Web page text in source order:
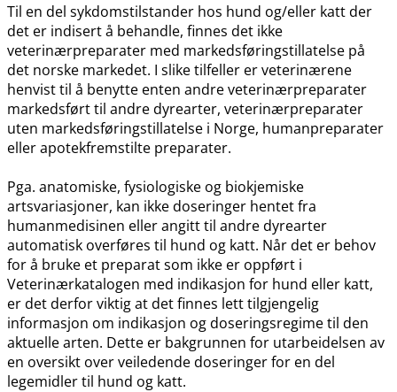
Til en del sykdomstilstander hos hund og​/​eller katt der
det er indisert å behandle, finnes det ikke
veterinærpreparater med markedsføringstillatelse på
det norske markedet. I slike tilfeller er veterinærene
henvist til å benytte enten andre veterinærpreparater
markedsført til andre dyrearter, veterinærpreparater
uten markedsføringstillatelse i Norge, humanpreparater
eller apotekfremstilte preparater.
Pga. anatomiske, fysiologiske og biokjemiske
artsvariasjoner, kan ikke doseringer hentet fra
humanmedisinen eller angitt til andre dyrearter
automatisk overføres til hund og katt. Når det er behov
for å bruke et preparat som ikke er oppført i
Veterinærkatalogen med indikasjon for hund eller katt,
er det derfor viktig at det finnes lett tilgjengelig
informasjon om indikasjon og doseringsregime til den
aktuelle arten. Dette er bakgrunnen for utarbeidelsen av
en oversikt over veiledende doseringer for en del
legemidler til hund og katt.